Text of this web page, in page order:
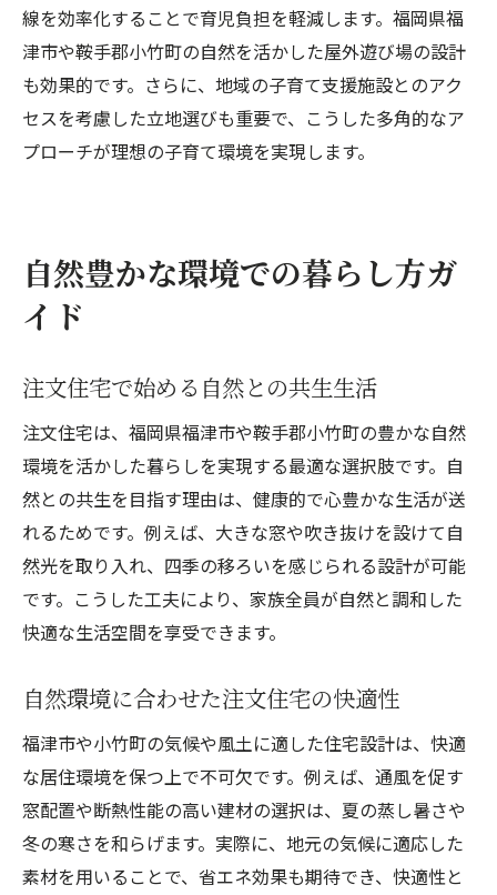
線を効率化することで育児負担を軽減します。福岡県福
津市や鞍手郡小竹町の自然を活かした屋外遊び場の設計
も効果的です。さらに、地域の子育て支援施設とのアク
セスを考慮した立地選びも重要で、こうした多角的なア
プローチが理想の子育て環境を実現します。
自然豊かな環境での暮らし方ガ
イド
注文住宅で始める自然との共生生活
注文住宅は、福岡県福津市や鞍手郡小竹町の豊かな自然
環境を活かした暮らしを実現する最適な選択肢です。自
然との共生を目指す理由は、健康的で心豊かな生活が送
れるためです。例えば、大きな窓や吹き抜けを設けて自
然光を取り入れ、四季の移ろいを感じられる設計が可能
です。こうした工夫により、家族全員が自然と調和した
快適な生活空間を享受できます。
自然環境に合わせた注文住宅の快適性
福津市や小竹町の気候や風土に適した住宅設計は、快適
な居住環境を保つ上で不可欠です。例えば、通風を促す
窓配置や断熱性能の高い建材の選択は、夏の蒸し暑さや
冬の寒さを和らげます。実際に、地元の気候に適応した
素材を用いることで、省エネ効果も期待でき、快適性と